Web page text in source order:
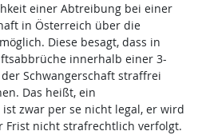
einer Abtreibung bei einer
in Österreich über die
Diese besagt, dass in
innerhalb einer 3-
Schwangerschaft straffrei
Das heißt, ein
zwar per se nicht legal, er wird
nicht strafrechtlich verfolgt.